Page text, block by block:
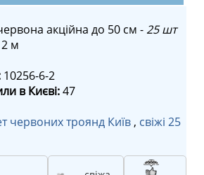
акційна до 50 см -25 шт
м
10256-6-2
в Києві:47
червоних троянд Київ , свіжі 25